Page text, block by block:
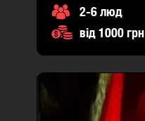
2-6 люд
від 1000 грн